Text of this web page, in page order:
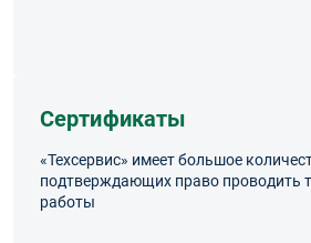
Сертификаты
«Техсервис» имеет большое
подтверждающих право проводить
работы